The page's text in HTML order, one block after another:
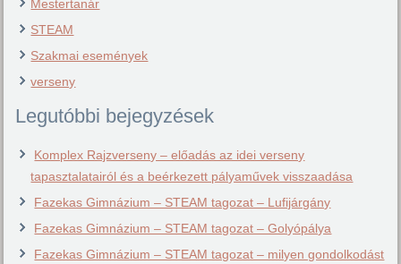
Mestertanár
STEAM
Szakmai események
verseny
Legutóbbi bejegyzések
Komplex Rajzverseny – előadás az idei verseny
tapasztalatairól és a beérkezett pályaművek visszaadása
Fazekas Gimnázium – STEAM tagozat – Lufijárgány
Fazekas Gimnázium – STEAM tagozat – Golyópálya
Fazekas Gimnázium – STEAM tagozat – milyen gondolkodást